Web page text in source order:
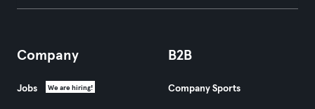
Company
Jobs We are hiring!
B2B
Company Sports